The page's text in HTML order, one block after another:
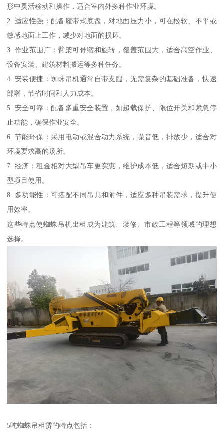
形中灵活移动和操作，适合室内外多种作业环境。
2. 适应性强：配备履带式底盘，对地面压力小，可在松软、不平或
敏感地面上工作，减少对地面的损坏。
3. 作业范围广：臂架可伸缩和旋转，覆盖范围大，适合高空作业、
设备安装、建筑材料搬运等多种任务。
4. 安装便捷：蜘蛛吊机通常自带支腿，无需复杂的基础准备，快速
部署，节省时间和人力成本。
5. 安全可靠：配备多重安全装置，如超载保护、限位开关和紧急停
止功能，确保作业安全。
6. 节能环保：采用电动或混合动力系统，噪音低，排放少，适合对
环境要求高的场所。
7. 经济：租金相对大型吊车更实惠，维护成本低，适合短期或中小
型项目使用。
8. 多功能性：可搭配不同吊具和附件，适应多种吊装需求，提升使
用效率。
这些特点使蜘蛛吊机出租成为建筑、装修、市政工程等领域的理想
选择。
5吨蜘蛛吊租赁的特点包括：